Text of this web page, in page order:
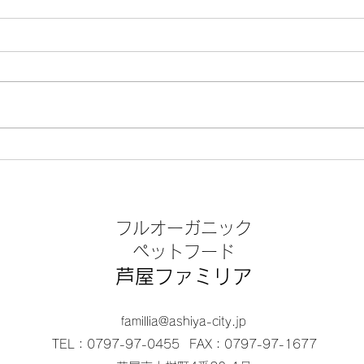
フルオーガニック
​ペットフード
芦屋ファミリア
famillia@ashiya-city.jp
TEL：0797-97-0455
FAX：0797-97-1677